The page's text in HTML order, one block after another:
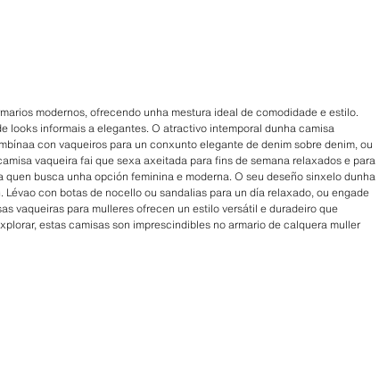
modernos, ofrecendo unha mestura ideal de comodidade e estilo.
looks informais a elegantes. O atractivo intemporal dunha camisa
con vaqueiros para un conxunto elegante de denim sobre denim, ou
vaqueira fai que sexa axeitada para fins de semana relaxados e para
busca unha opción feminina e moderna. O seu deseño sinxelo dunha
con botas de nocello ou sandalias para un día relaxado, ou engade
vaqueiras para mulleres ofrecen un estilo versátil e duradeiro que
estas camisas son imprescindibles no armario de calquera muller